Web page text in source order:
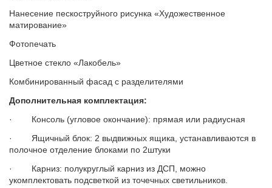
Нанесение пескоструйного рисунка «Художественное
матирование»
Фотопечать
Цветное стекло «Лакобель»
Комбинированный фасад с разделителями
Дополнительная комплектация:
· Консоль (угловое окончание): прямая или радиусная
· Ящичный блок: 2 выдвижных ящика, устанавливаются в
полочное отделение блоками по 2штуки
· Карниз: полукруглый карниз из ДСП, можно
укомплектовать подсветкой из точечных светильников.